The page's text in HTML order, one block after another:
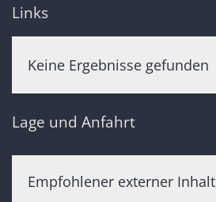
Links
Keine Ergebnisse gefunden
Lage und Anfahrt
Empfohlener externer Inhalt